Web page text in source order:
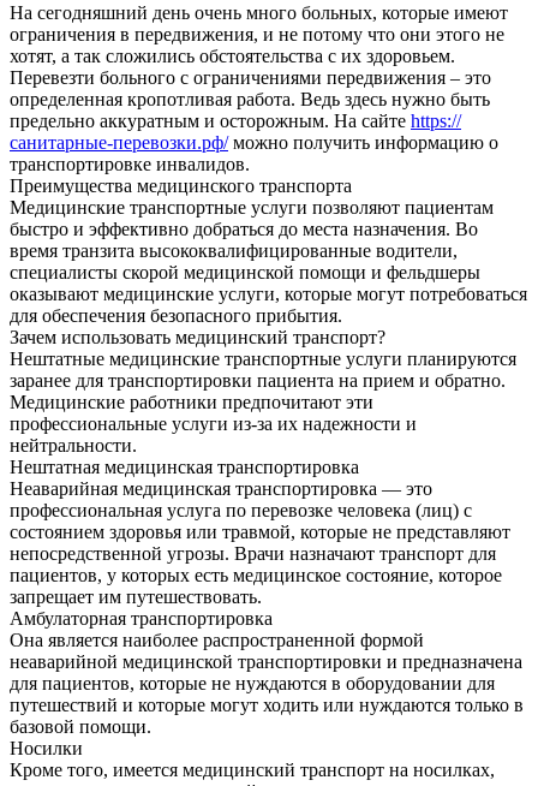
На сегодняшний день очень много больных, которые имеют
ограничения в передвижения, и не потому что они этого не
хотят, а так сложились обстоятельства с их здоровьем.
Перевезти больного с ограничениями передвижения – это
определенная кропотливая работа. Ведь здесь нужно быть
предельно аккуратным и осторожным. На сайте https://
санитарные-перевозки.рф/можно получить информацию о
транспортировке инвалидов.
Преимущества медицинского транспорта
Медицинские транспортные услуги позволяют пациентам
быстро и эффективно добраться до места назначения. Во
время транзита высококвалифицированные водители,
специалисты скорой медицинской помощи и фельдшеры
оказывают медицинские услуги, которые могут потребоваться
для обеспечения безопасного прибытия.
Зачем использовать медицинский транспорт?
Нештатные медицинские транспортные услуги планируются
заранее для транспортировки пациента на прием и обратно.
Медицинские работники предпочитают эти
профессиональные услуги из-за их надежности и
нейтральности.
Нештатная медицинская транспортировка
Неаварийная медицинская транспортировка — это
профессиональная услуга по перевозке человека (лиц) с
состоянием здоровья или травмой, которые не представляют
непосредственной угрозы. Врачи назначают транспорт для
пациентов, у которых есть медицинское состояние, которое
запрещает им путешествовать.
Амбулаторная транспортировка
Она является наиболее распространенной формой
неаварийной медицинской транспортировки и предназначена
для пациентов, которые не нуждаются в оборудовании для
путешествий и которые могут ходить или нуждаются только в
базовой помощи.
Носилки
Кроме того, имеется медицинский транспорт на носилках,